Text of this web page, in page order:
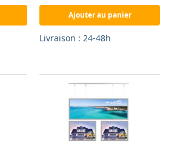
Ajouter au panier
Livraison : 24-48h